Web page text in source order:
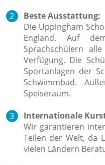
Beste Ausstattung:
Die Uppingham
England. Auf
Sprachschülern
Verfügung. Die
Sportanlagen der
Schwimmbad.
Speiseraum.
Internationale
Wir garantieren
Teilen der Welt, da
vielen Ländern